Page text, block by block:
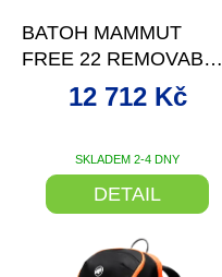
M
A
BATOH MAMMUT
FREE 22 REMOVABLE
AIRBAG 3.0
SKLADEM 2-4 DNY
12 712 Kč
DETAIL